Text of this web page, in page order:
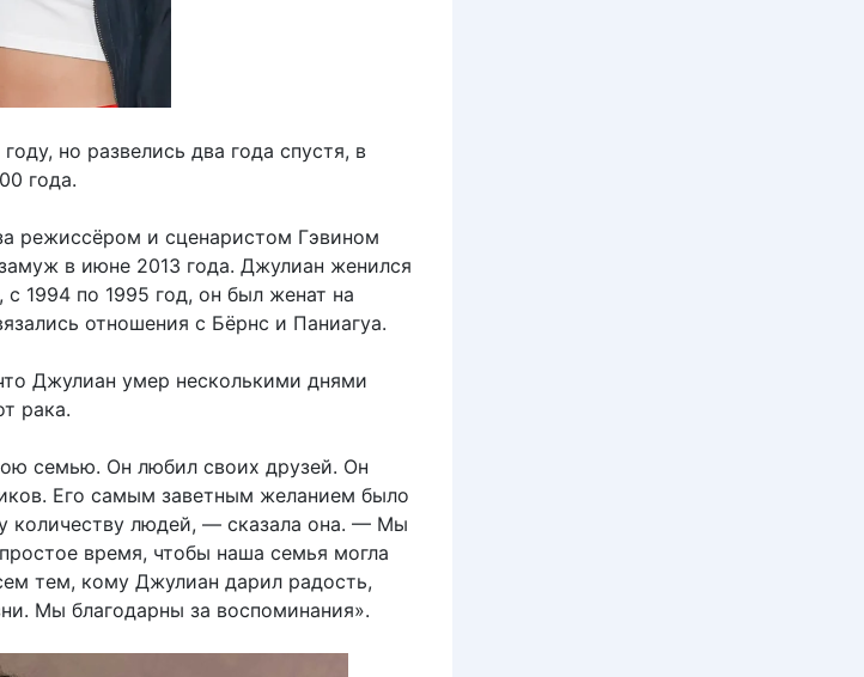
но развелись два года спустя, в
года.
режиссёром и сценаристом Гэвином
в июне 2013 года. Джулиан женился
1994 по 1995 год, он был женат на
отношения с Бёрнс и Паниагуа.
Джулиан умер несколькими днями
рака.
семью. Он любил своих друзей. Он
Его самым заветным желанием было
количеству людей, — сказала она. — Мы
время, чтобы наша семья могла
тем, кому Джулиан дарил радость,
Мы благодарны за воспоминания».